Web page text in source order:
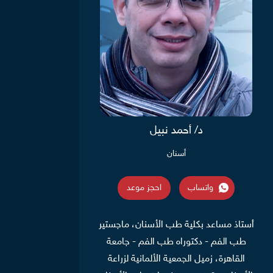
د/ أحمد نبيل
أسنان
واتساب احجز موعد
أستاذ مساعد بكلية طب الأسنان، ماجستير
طب الفم - دكتوراه طب الفم - جامعة
القاهرة، زميل الجمعية الألمانية لزراعة